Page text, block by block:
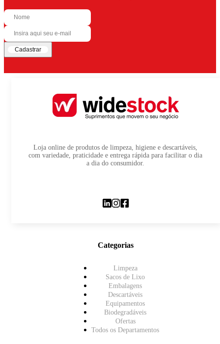
Cadastrar
Loja online de produtos de limpeza, higiene e descartáveis,
com variedade, praticidade e entrega rápida para facilitar o dia
a dia do consumidor.
Categorias
Limpeza
Sacos de Lixo
Embalagens
Descartáveis
Equipamentos
Biodegradáveis
Ofertas
Todos os Departamentos